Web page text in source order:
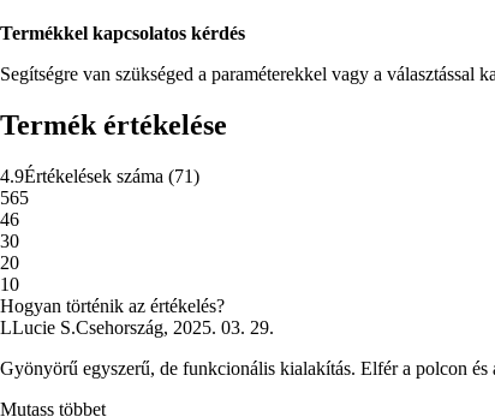
Termékkel kapcsolatos kérdés
Segítségre van szükséged a paraméterekkel vagy a választással
Termék értékelése
4.9Értékelések száma (71)
565
46
30
20
10
Hogyan történik az értékelés?
LLucie S.Csehország, 2025. 03. 29.
Gyönyörű egyszerű, de funkcionális kialakítás. Elfér a polcon és
Mutass többet